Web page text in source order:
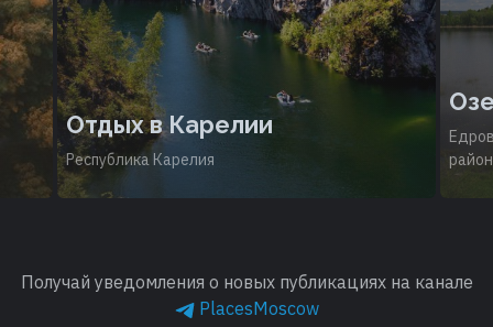
Отдых в Карелии
Республика Карелия
Получай уведомления о новых публикациях на канале
PlacesMoscow